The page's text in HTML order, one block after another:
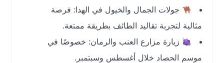
جولات الجمال والخيول في الهدا: فرصة
مثالية لتجربة تقاليد الطائف بطريقة ممتعة.
زيارة مزارع العنب والرمان: خصوصًا في
موسم الحصاد خلال أغسطس وسبتمبر.